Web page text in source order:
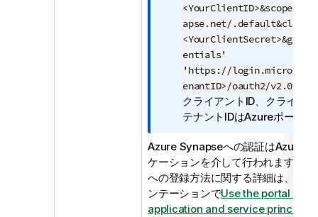
apse.net/
entials'
'https://
enantID>/oauth2/v2.0/
クライアントID、クライア
テナントIDはAzureポータ
Azure Synapseへの認証はAzure
ケーションを介して行われます。
への登録方法に関する詳細は、
ンテーションでUse the portal to
application and service principal